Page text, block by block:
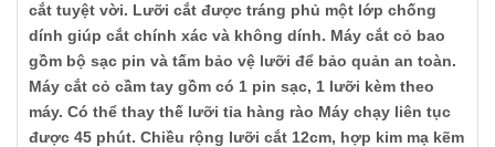
cắt tuyệt vời. Lưỡi cắt được tráng phủ một lớp chống
dính giúp cắt chính xác và không dính. Máy cắt cỏ bao
gồm bộ sạc pin và tấm bảo vệ lưỡi để bảo quản an toàn.
Máy cắt cỏ cầm tay gồm có 1 pin sạc, 1 lưỡi kèm theo
máy. Có thể thay thế lưỡi tỉa hàng rào Máy chạy liên tục
được 45 phút. Chiều rộng lưỡi cắt 12cm, hợp kim mạ kẽm